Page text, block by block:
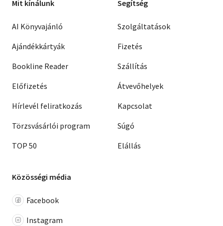
Mit kínálunk
AI Könyvajánló
Ajándékkártyák
Bookline Reader
Előfizetés
Hírlevél feliratkozás
Törzsvásárlói program
TOP 50
Segítség
Szolgáltatások
Fizetés
Szállítás
Átvevőhelyek
Kapcsolat
Súgó
Elállás
Közösségi média
Facebook
Instagram